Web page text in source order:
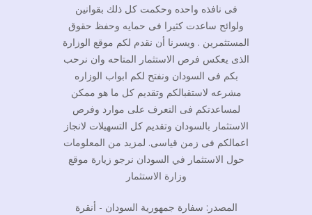
فى نافذه واحده وحكمت كل ذلك بقوانين
ولوائح ساعدت كثيرا فى حمايه وحفظ حقوق
المستثمرين . ويسرنا أن نقدم لكم موقع الوزارة
الذى يعكس فرص الاستثمار المتاحه وان نرحب
بكم فى السودان ونفتح لكم ابواب الوزاره
مشرعه لاستقبالكم وتقديم كل ما هو ممكن
لمساعدتكم فى التعرف على موارد وفرص
الاستثمار بالسودان وتقديم كل التسهيلات لانجاز
اعمالكم فى زمن قياسى. لمزيد من المعلومات
حول الاستثمار في السودان نرجو زيارة موقع
وزارة الاستثمار
المصدر: سفارة جمهورية السودان - أنقرة